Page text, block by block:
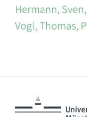
Hermann,
Vogl, Thomas,